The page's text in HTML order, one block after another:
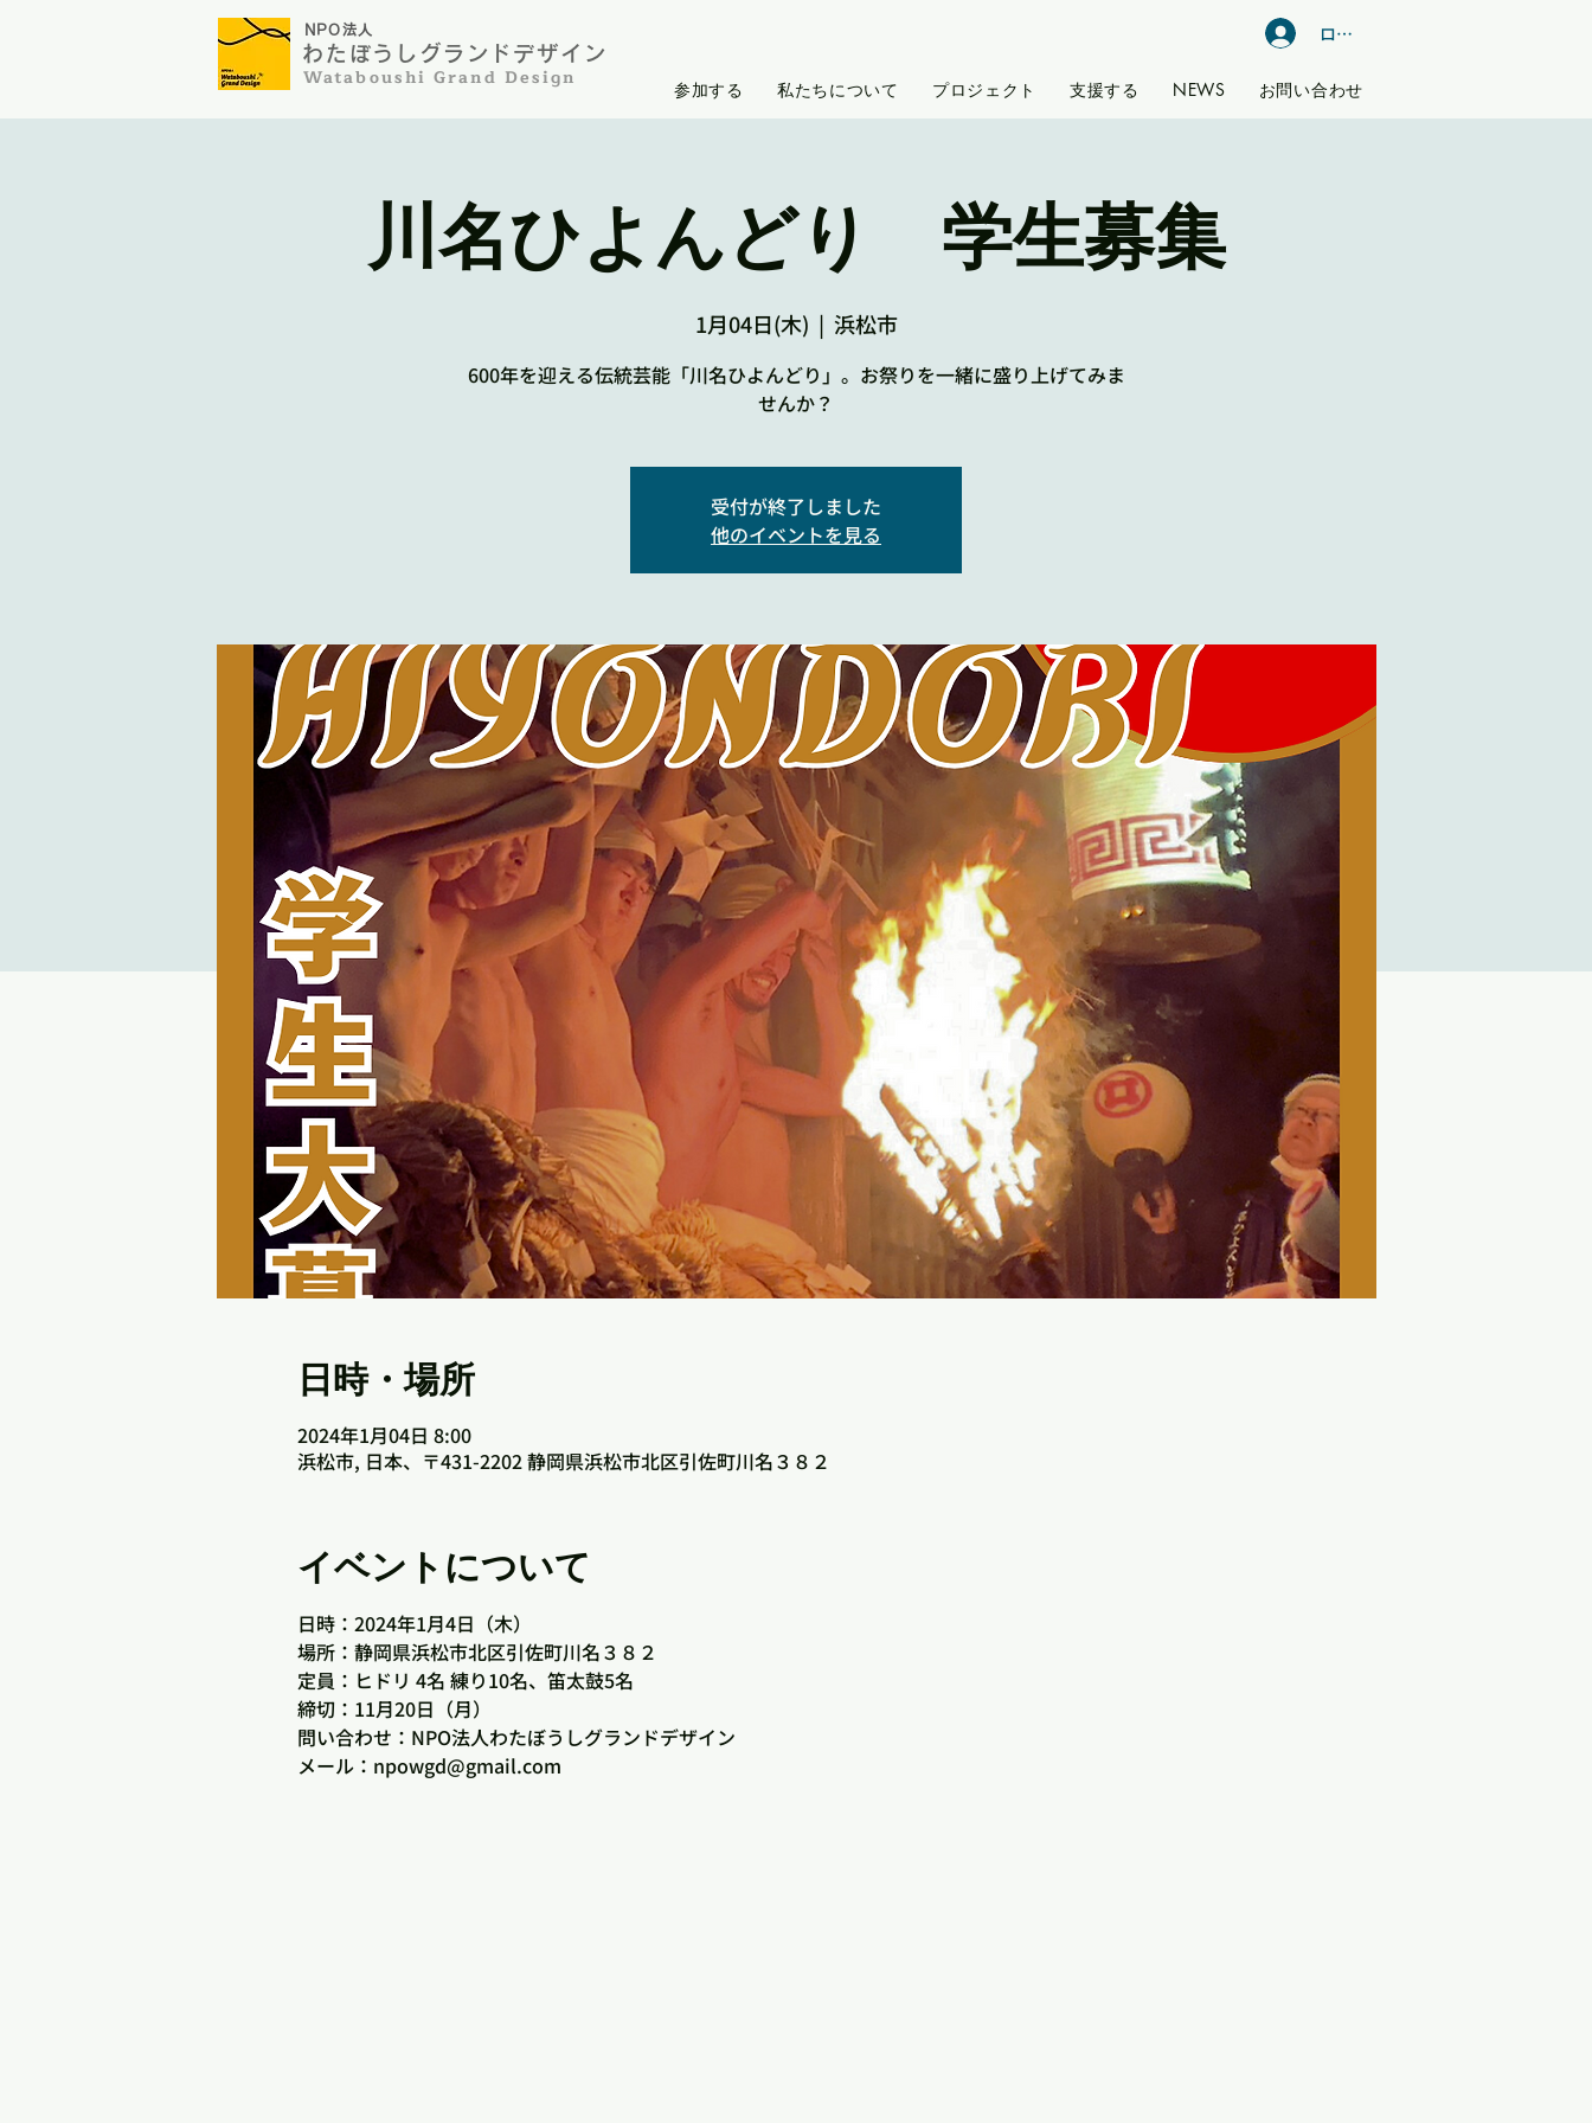
NPO法人
わたぼうしグランドデザイン​​​
​Wataboushi Grand Design
ログイン
参加する 私たちについて プロジェクト 支援する NEWS お問い合わせ
川名ひよんどり 学生募集
1月04日(木)
  |
浜松市
600年を迎える伝統芸能「川名ひよんどり」。お祭りを一緒に盛り上げてみま
せんか？
受付が終了しました
他のイベントを見る
日時・場所
2024年1月04日 8:00
浜松市, 日本、〒431-2202 静岡県浜松市北区引佐町川名３８２
イベントについて
日時：2024年1月4日（木）
場所：静岡県浜松市北区引佐町川名３８２
定員：ヒドリ 4名 練り10名、笛太鼓5名
締切：11月20日（月）
問い合わせ：NPO法人わたぼうしグランドデザイン
メール：npowgd@gmail.com